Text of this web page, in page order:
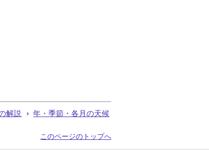
解説 年・季節・各月の天候
このページのトップへ